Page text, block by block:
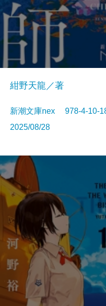
紺野天龍／著
新潮文庫nex 978-4-
2025/08/28